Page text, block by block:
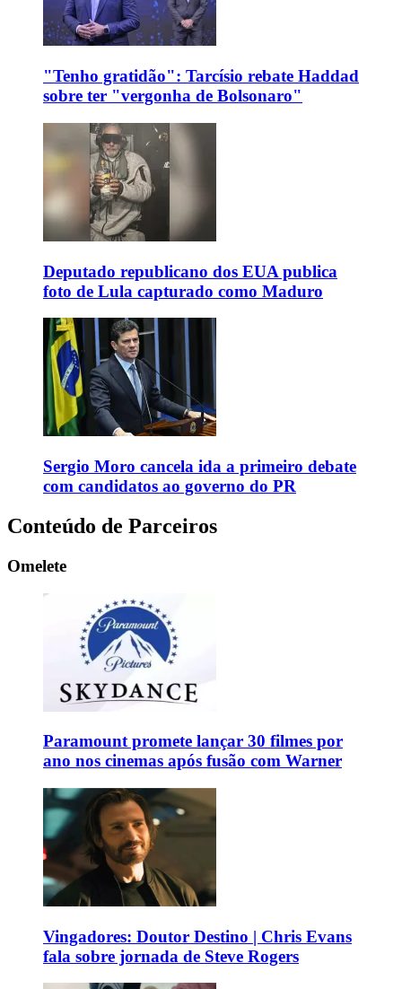
"Tenho gratidão": Tarcísio rebate Haddad
sobre ter "vergonha de Bolsonaro"
Deputado republicano dos EUA publica
foto de Lula capturado como Maduro
Sergio Moro cancela ida a primeiro debate
com candidatos ao governo do PR
Conteúdo de Parceiros
Omelete
Paramount promete lançar 30 filmes por
ano nos cinemas após fusão com Warner
Vingadores: Doutor Destino | Chris Evans
fala sobre jornada de Steve Rogers